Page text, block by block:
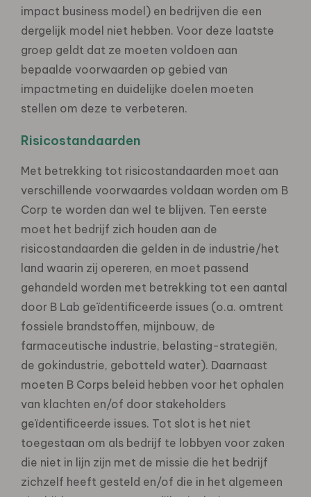
impact business model) en bedrijven die een
dergelijk model niet hebben. Voor deze laatste
groep geldt dat ze moeten voldoen aan
bepaalde voorwaarden op gebied van
impactmeting en duidelijke doelen moeten
stellen om deze te verbeteren.
Risicostandaarden
Met betrekking tot risicostandaarden moet aan
verschillende voorwaardes voldaan worden om B
Corp te worden dan wel te blijven. Ten eerste
moet het bedrijf zich houden aan de
risicostandaarden die gelden in de industrie/het
land waarin zij opereren, en moet passend
gehandeld worden met betrekking tot een aantal
door B Lab geïdentificeerde issues (o.a. omtrent
fossiele brandstoffen, mijnbouw, de
farmaceutische industrie, belasting-strategiën,
de gokindustrie, gebotteld water). Daarnaast
moeten B Corps beleid hebben voor het ophalen
van klachten en/of door stakeholders
geïdentificeerde issues. Tot slot is het niet
toegestaan om als bedrijf te lobbyen voor zaken
die niet in lijn zijn met de missie die het bedrijf
zichzelf heeft gesteld en/of die in het algemeen